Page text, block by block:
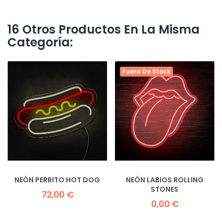
16 Otros Productos En La Misma
Categoría:
NEÓN PERRITO HOT DOG
72,00 €
Fuera De Stock
NEÓN LABIOS ROLLING
STONES
0,00 €